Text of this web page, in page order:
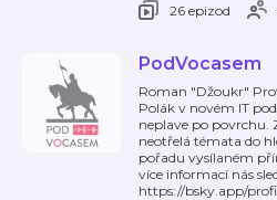
26 epizod
PodVocasem
Roman "Džoukr"
Polák v novém IT
neplave po povrchu.
neotřelá témata do
pořadu vysílaném
více informací nás
https://bsky.app/